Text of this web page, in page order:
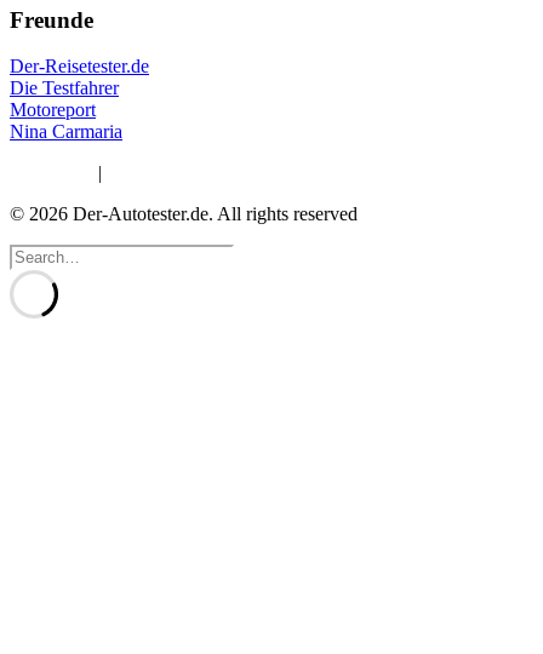
Freunde
Der-Reisetester.de
Die Testfahrer
Motoreport
Nina Carmaria
|
© 2026 Der-Autotester.de. All rights reserved